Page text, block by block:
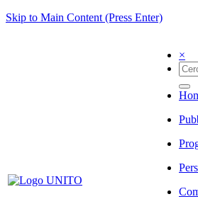
Skip to Main Content (Press Enter)
×